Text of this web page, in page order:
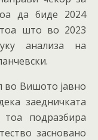
да биде 2024
што во 2023
анализа на
во Вишото јавно
заедничката
подразбира
засновано